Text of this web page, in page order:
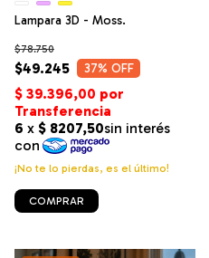
Lampara 3D - Moss.
$49.245
$78.750
37% OFF
¡No te lo pierdas, es el último!
COMPRAR